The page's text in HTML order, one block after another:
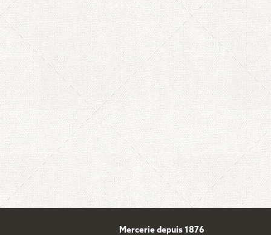
Mercerie depuis 1876